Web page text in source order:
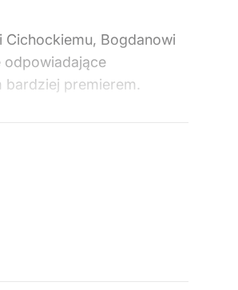
Cichockiemu, Bogdanowi
odpowiadające
bardziej premierem.